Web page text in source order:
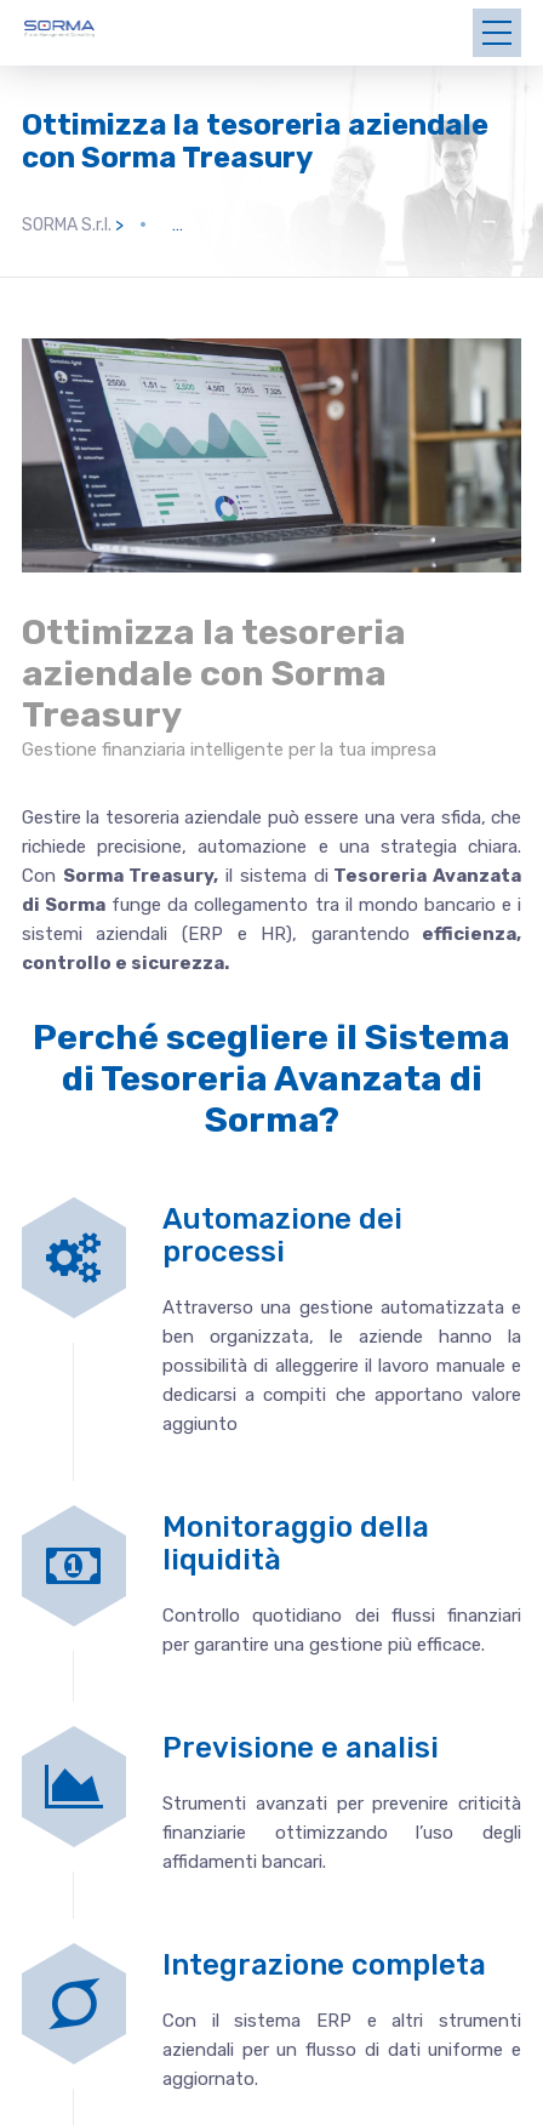
Ottimizza la tesoreria aziendale
con Sorma Treasury
SORMA S.r.l. >
Ottimizza la tesoreria
aziendale con Sorma
Treasury
Gestione finanziaria intelligente per la tua impresa
Gestire la tesoreria aziendale può essere una vera sfida, che
richiede precisione, automazione e una strategia chiara.
Con Sorma Treasury, il sistema di Tesoreria Avanzata
di Sorma funge da collegamento tra il mondo bancario e i
sistemi aziendali (ERP e HR), garantendo efficienza,
controllo e sicurezza.
Perché scegliere il Sistema
di Tesoreria Avanzata di
Sorma?
Automazione dei
processi
Attraverso una gestione automatizzata e
ben organizzata, le aziende hanno la
possibilità di alleggerire il lavoro manuale e
dedicarsi a compiti che apportano valore
aggiunto
Monitoraggio della
liquidità
Controllo quotidiano dei flussi finanziari
per garantire una gestione più efficace.
Previsione e analisi
Strumenti avanzati per prevenire criticità
finanziarie ottimizzando l’uso degli
affidamenti bancari.
Integrazione completa
Con il sistema ERP e altri strumenti
aziendali per un flusso di dati uniforme e
aggiornato.